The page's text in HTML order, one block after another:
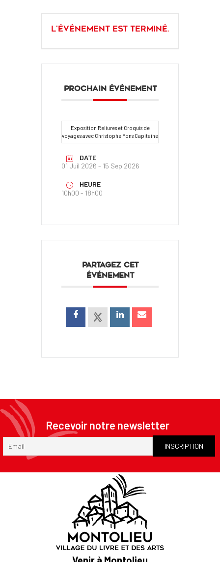
L'événement est terminé.
PROCHAIN ÉVÉNEMENT
Exposition Reliures et Croquis de
voyages avec Christophe Pons Capitaine
DATE
01 Juil 2026 - 15 Sep 2026
HEURE
10h00 - 18h00
PARTAGEZ CET
ÉVÉNEMENT
Recevoir notre newsletter